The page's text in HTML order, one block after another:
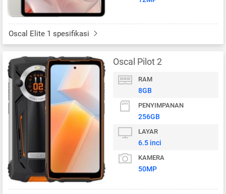
Oscal Elite 1 spesifikasi
Oscal Pilot 2
RAM
8GB
PENYIMPANAN
256GB
LAYAR
6.5 inci
KAMERA
50MP